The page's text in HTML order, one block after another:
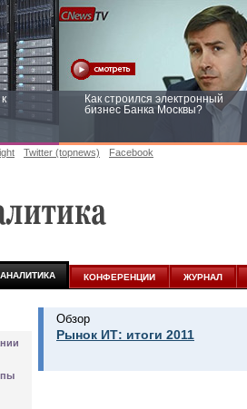
Как строился электронный
бизнес Банка Москвы?
Twitter (topnews) Facebook
АНАЛИТИКА КОНФЕРЕНЦИИ ЖУРНАЛ
Обзор
Рынок ИТ: итоги 2011